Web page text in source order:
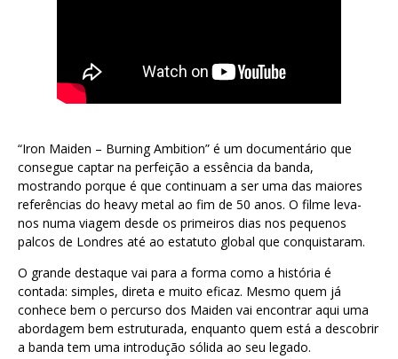
“Iron Maiden – Burning Ambition” é um documentário que
consegue captar na perfeição a essência da banda,
mostrando porque é que continuam a ser uma das maiores
referências do heavy metal ao fim de 50 anos. O filme leva-
nos numa viagem desde os primeiros dias nos pequenos
palcos de Londres até ao estatuto global que conquistaram.
O grande destaque vai para a forma como a história é
contada: simples, direta e muito eficaz. Mesmo quem já
conhece bem o percurso dos Maiden vai encontrar aqui uma
abordagem bem estruturada, enquanto quem está a descobrir
a banda tem uma introdução sólida ao seu legado.